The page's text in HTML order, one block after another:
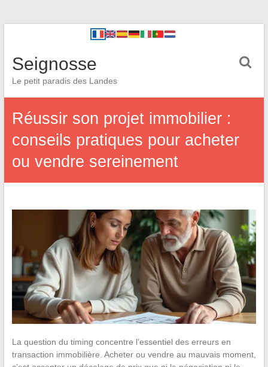
Seignosse
Le petit paradis des Landes
Réussir son projet immobilier :
conseils pratiques pour acheter
ou vendre sereinement
La question du timing concentre l’essentiel des erreurs en
transaction immobilière. Acheter ou vendre au mauvais moment,